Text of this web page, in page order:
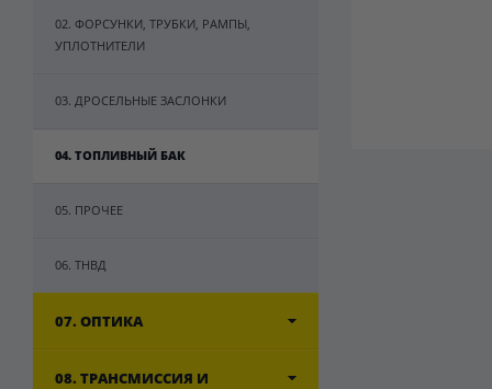
02. ФОРСУНКИ, ТРУБКИ, РАМПЫ,
УПЛОТНИТЕЛИ
03. ДРОСЕЛЬНЫЕ ЗАСЛОНКИ
04. ТОПЛИВНЫЙ БАК
05. ПРОЧЕЕ
06. ТНВД
07. ОПТИКА
08. ТРАНСМИССИЯ И